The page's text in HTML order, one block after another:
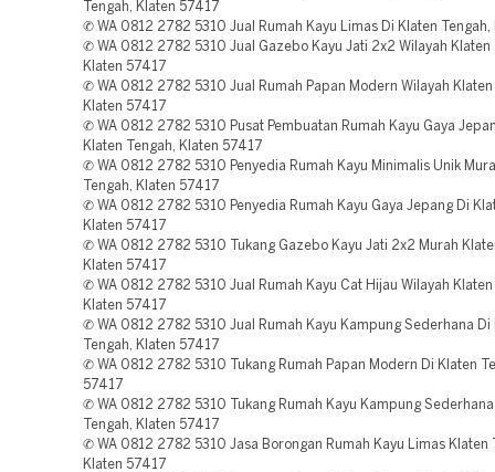
Tengah, Klaten 57417
✆ WA 0812 2782 5310 Jual Rumah Kayu Limas Di Klaten
✆ WA 0812 2782 5310 Jual Gazebo Kayu Jati 2x2 Wilayah Klaten
Klaten 57417
✆ WA 0812 2782 5310 Jual Rumah Papan Modern Wilayah Klaten
Klaten 57417
✆ WA 0812 2782 5310 Pusat Pembuatan Rumah Kayu Gaya
Klaten Tengah, Klaten 57417
✆ WA 0812 2782 5310 Penyedia Rumah Kayu Minimalis Unik
Tengah, Klaten 57417
✆ WA 0812 2782 5310 Penyedia Rumah Kayu Gaya Jepang Di
Klaten 57417
✆ WA 0812 2782 5310 Tukang Gazebo Kayu Jati 2x2 Murah
Klaten 57417
✆ WA 0812 2782 5310 Jual Rumah Kayu Cat Hijau Wilayah Klaten
Klaten 57417
✆ WA 0812 2782 5310 Jual Rumah Kayu Kampung Sederhana Di
Tengah, Klaten 57417
✆ WA 0812 2782 5310 Tukang Rumah Papan Modern Di Klaten
57417
✆ WA 0812 2782 5310 Tukang Rumah Kayu Kampung
Tengah, Klaten 57417
✆ WA 0812 2782 5310 Jasa Borongan Rumah Kayu Limas Klaten
Klaten 57417